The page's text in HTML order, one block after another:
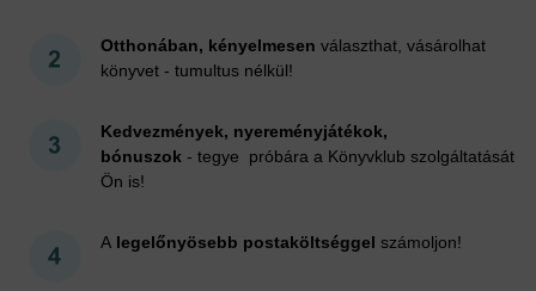
Otthonában, kényelmesen választhat, vásárolhat
könyvet - tumultus nélkül!
Kedvezmények, nyereményjátékok,
bónuszok - tegye próbára a Könyvklub szolgáltatását
Ön is!
A legelőnyösebb postaköltséggel számoljon!